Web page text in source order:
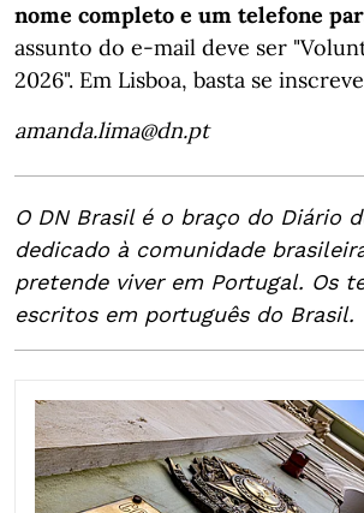
nome completo e um telefone
assunto do e-mail deve ser
2026". Em Lisboa, basta se
amanda.lima@dn.pt
O DN Brasil é o braço do Diário
dedicado à comunidade
pretende viver em Portugal. Os
escritos em português do Brasil.